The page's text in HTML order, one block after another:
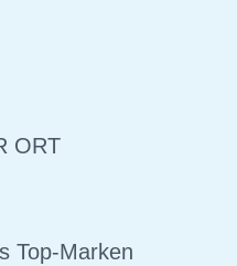
ORT
Top-Marken